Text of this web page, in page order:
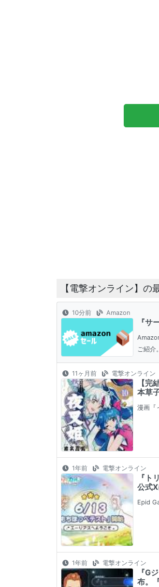
【電撃オンライン】の
10分前 Amazon
『サ
ご紹介。
11ヶ月前 電撃オンライン
【
本草
漫画『
1年前 電撃オンライン
『
公式
Epid
1年前 電撃オンライン
『G
布。